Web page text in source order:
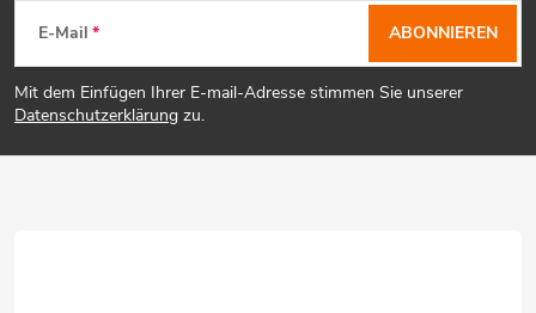
u
ß
E-Mail
Mit dem Einfügen Ihrer E-mail-Adresse stimmen Sie unserer
Datenschutzerklärung zu.
ABONNIEREN